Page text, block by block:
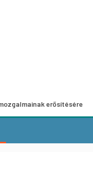
erősítésére